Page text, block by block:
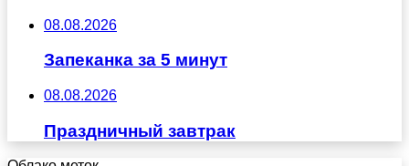
08.08.2026
Запеканка за 5 минут
08.08.2026
Праздничный завтрак